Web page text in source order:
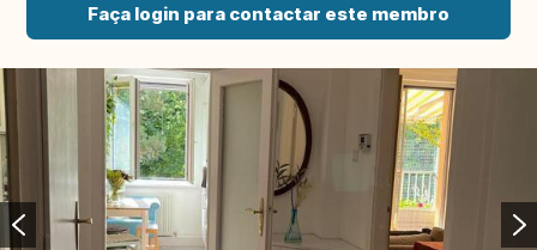
Faça login para contactar este membro